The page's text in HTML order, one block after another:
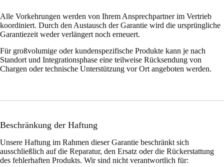
Alle Vorkehrungen werden von Ihrem Ansprechpartner im Vertrieb
koordiniert. Durch den Austausch der Garantie wird die ursprüngliche
Garantiezeit weder verlängert noch erneuert.
Für großvolumige oder kundenspezifische Produkte kann je nach
Standort und Integrationsphase eine teilweise Rücksendung von
Chargen oder technische Unterstützung vor Ort angeboten werden.
Beschränkung der Haftung
Unsere Haftung im Rahmen dieser Garantie beschränkt sich
ausschließlich auf die Reparatur, den Ersatz oder die Rückerstattung
des fehlerhaften Produkts. Wir sind nicht verantwortlich für: